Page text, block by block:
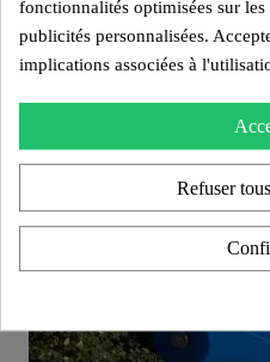
3
fonctionnalités optimisées sur
publicités personnalisées.
implications associées à
Refuser